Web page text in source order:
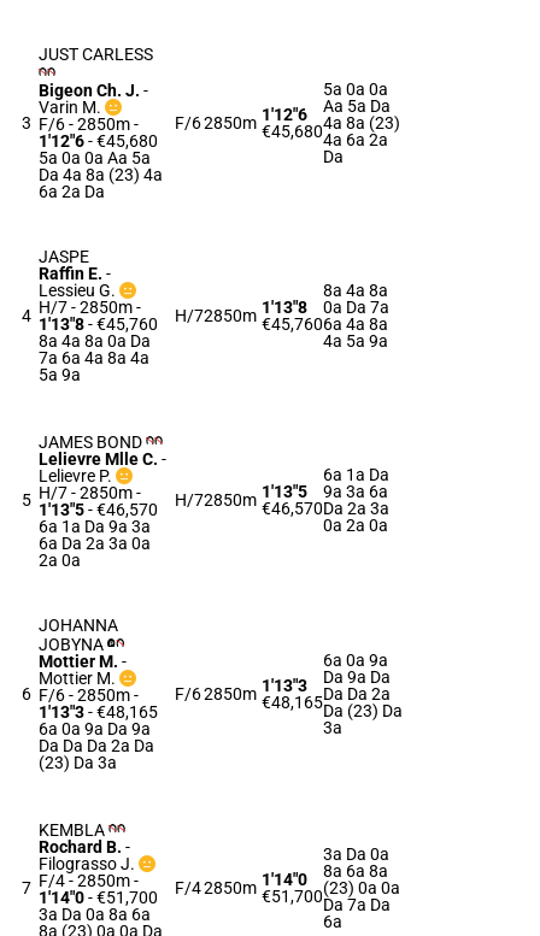
3
JUST CARLESS
Bigeon Ch. J. -
Varin M.
F/6 - 2850m-
1'12"6- €45,680
5a 0a 0a Aa 5a
Da 4a 8a (23) 4a
6a 2a Da
F/62850m 1'12"6
€45,680
5a 0a 0a
Aa 5a Da
4a 8a (23)
4a 6a 2a
Da
4
JASPE
Raffin E. -
Lessieu G.
H/7 - 2850m-
1'13"8- €45,760
8a 4a 8a 0a Da
7a 6a 4a 8a 4a
5a 9a
H/72850m 1'13"8
€45,760
8a 4a 8a
0a Da 7a
6a 4a 8a
4a 5a 9a
5
JAMES BOND
Lelievre Mlle C. -
Lelievre P.
H/7 - 2850m-
1'13"5- €46,570
6a 1a Da 9a 3a
6a Da 2a 3a 0a
2a 0a
H/72850m 1'13"5
€46,570
6a 1a Da
9a 3a 6a
Da 2a 3a
0a 2a 0a
6
JOHANNA
JOBYNA
Mottier M. -
Mottier M.
F/6 - 2850m-
1'13"3- €48,165
6a 0a 9a Da 9a
Da Da Da 2a Da
(23) Da 3a
F/62850m 1'13"3
€48,165
6a 0a 9a
Da 9a Da
Da Da 2a
Da (23) Da
3a
7
KEMBLA
Rochard B. -
Filograsso J.
F/4 - 2850m-
1'14"0- €51,700
3a Da 0a 8a 6a
8a (23) 0a 0a Da
F/42850m 1'14"0
€51,700
3a Da 0a
8a 6a 8a
(23) 0a 0a
Da 7a Da
6a